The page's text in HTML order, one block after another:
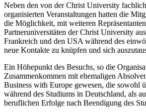
Neben den von der Christ University
organisierten Veranstaltungen hatten die
die Möglichkeit, mit weiteren
Partneruniversitäten der Christ University
Frankreich und den USA während des
neue Kontakte zu knüpfen und sich
Ein Höhepunkt des Besuchs, so die
Zusammenkommen mit ehemaligen
Business with Europe gewesen, die sowohl
während des Studiums in Deutschland, als
beruflichen Erfolge nach Beendigung des